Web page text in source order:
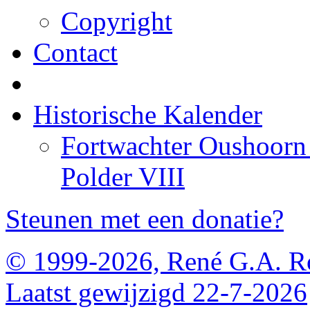
Copyright
Contact
Historische Kalender
Fortwachter
Polder VIII
Steunen met een donatie?
© 1999-2026, René G.A.
Laatst gewijzigd 22-7-2026